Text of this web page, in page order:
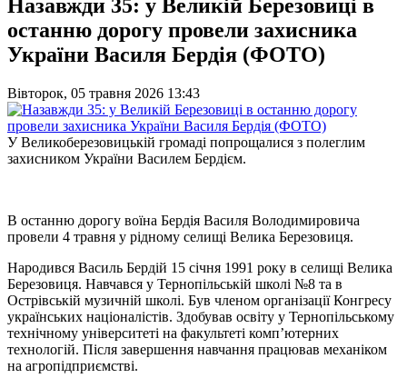
Назавжди 35: у Великій Березовиці в
останню дорогу провели захисника
України Василя Бердія (ФОТО)
Вівторок, 05 травня 2026 13:43
У Великоберезовицькій громаді попрощалися з полеглим
захисником України Василем Бердієм.
В останню дорогу воїна Бердія Василя Володимировича
провели 4 травня у рідному селищі Велика Березовиця.
Народився Василь Бердій 15 січня 1991 року в селищі Велика
Березовиця. Навчався у Тернопільській школі №8 та в
Острівській музичній школі. Був членом організації Конгресу
українських націоналістів. Здобував освіту у Тернопільському
технічному університеті на факультеті комп’ютерних
технологій. Після завершення навчання працював механіком
на агропідприємстві.